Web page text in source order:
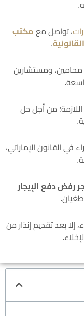
، تواصل مع مكتب
.
ومستشارين
من أجل حل
القانون الإماراتي،
رفض دفع الإيجار
طغيان.
إلا بعد تقديم إنذار من